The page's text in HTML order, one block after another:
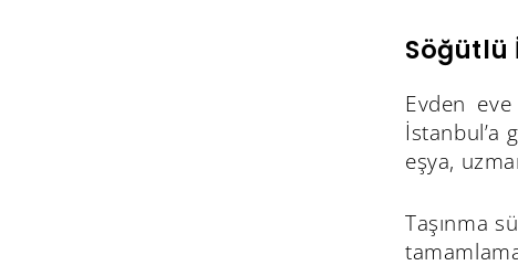
Söğütlü
Evden
İstanbul’a
eşya,
Taşınma